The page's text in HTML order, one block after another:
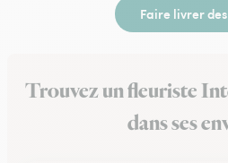
Faire livrer
Trouvez un fleuriste
dans ses